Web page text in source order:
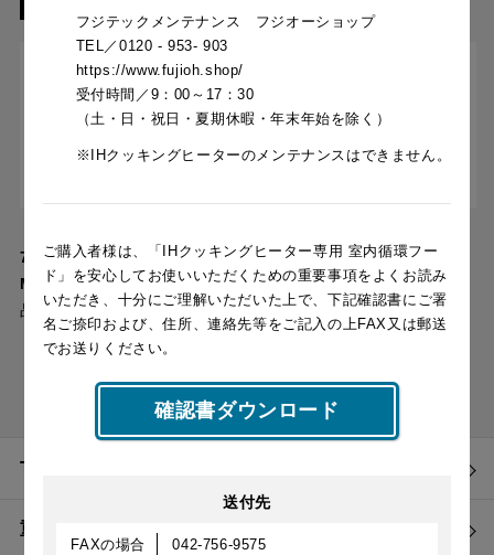
751 SI ＋［循環ユニット］
MTRS1-RFS
品目コード：
751 S ＋［循環ユニット］
MTRS1-RFS
品目コード：
フジテックメンテナンス フジオーショップ
TEL／0120 - 953- 903
https://www.fujioh.shop/
受付時間／9：00～17：30
（土・日・祝日・夏期休暇・年末年始を除く）
※IHクッキングヒーターのメンテナンスはできません。
ご購入者様は、「IHクッキングヒーター専用 室内循環フー
ド」を安心してお使いいただくための重要事項をよくお読み
いただき、十分にご理解いただいた上で、 下記確認書にご署
名ご捺印および、住所、連絡先等をご記入の上FAX又は郵送
でお送りください。
確認書ダウンロード
送付先
FAXの場合 042-756-9575
TOP
重要なお知らせ